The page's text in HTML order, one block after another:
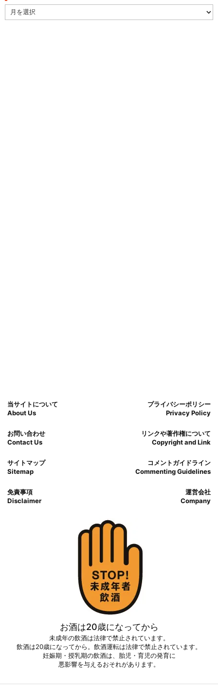
去
当サイトについて
About Us
プライバシーポリシー
Privacy Policy
お問い合わせ
Contact Us
リンクや著作権について
Copyright and Link
サイトマップ
Sitemap
コメントガイドライン
Commenting Guidelines
免責事項
Disclaimer
運営会社
Company
お酒は20歳になってから
未成年の飲酒は法律で禁止されています。
飲酒は20歳になってから。飲酒運転は法律で禁止されています。
妊娠期・授乳期の飲酒は、胎児・育児の発育に
悪影響を与えるおそれがあります。